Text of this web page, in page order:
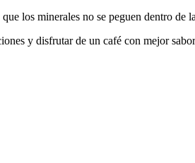
los minerales no se peguen dentro de
y disfrutar de un café con mejor